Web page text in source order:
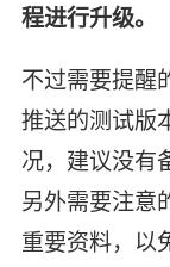
程进行升级。
不过需要提醒
推送的测试版
况，建议没有
另外需要注意
重要资料，以